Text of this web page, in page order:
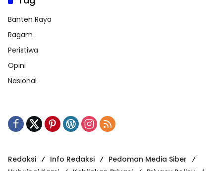
Banten Raya
Ragam
Peristiwa
Opini
Nasional
Redaksi Info Redaksi
Pedoman Media Siber